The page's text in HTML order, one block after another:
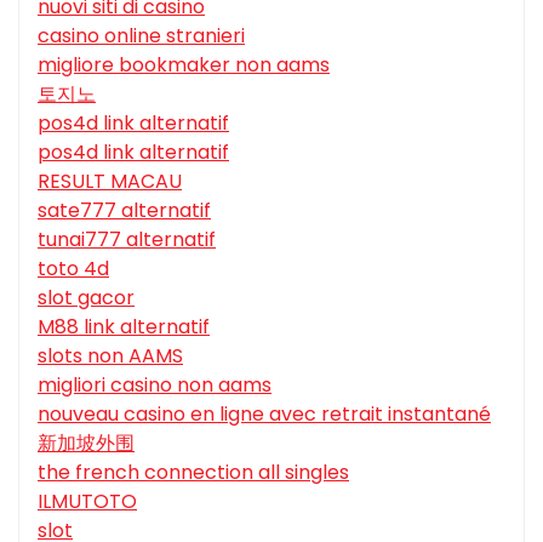
nuovi siti di casino
casino online stranieri
migliore bookmaker non aams
토지노
pos4d link alternatif
pos4d link alternatif
RESULT MACAU
sate777 alternatif
tunai777 alternatif
toto 4d
slot gacor
M88 link alternatif
slots non AAMS
migliori casino non aams
nouveau casino en ligne avec retrait instantané
新加坡外围
the french connection all singles
ILMUTOTO
slot